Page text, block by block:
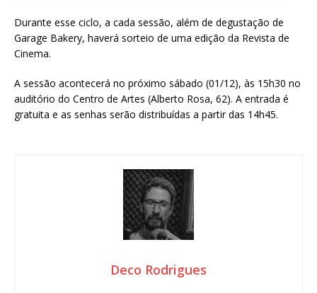
Durante esse ciclo, a cada sessão, além de degustação de
Garage Bakery, haverá sorteio de uma edição da Revista de
Cinema.
A sessão acontecerá no próximo sábado (01/12), às 15h30 no
auditório do Centro de Artes (Alberto Rosa, 62). A entrada é
gratuita e as senhas serão distribuídas a partir das 14h45.
Deco Rodrigues